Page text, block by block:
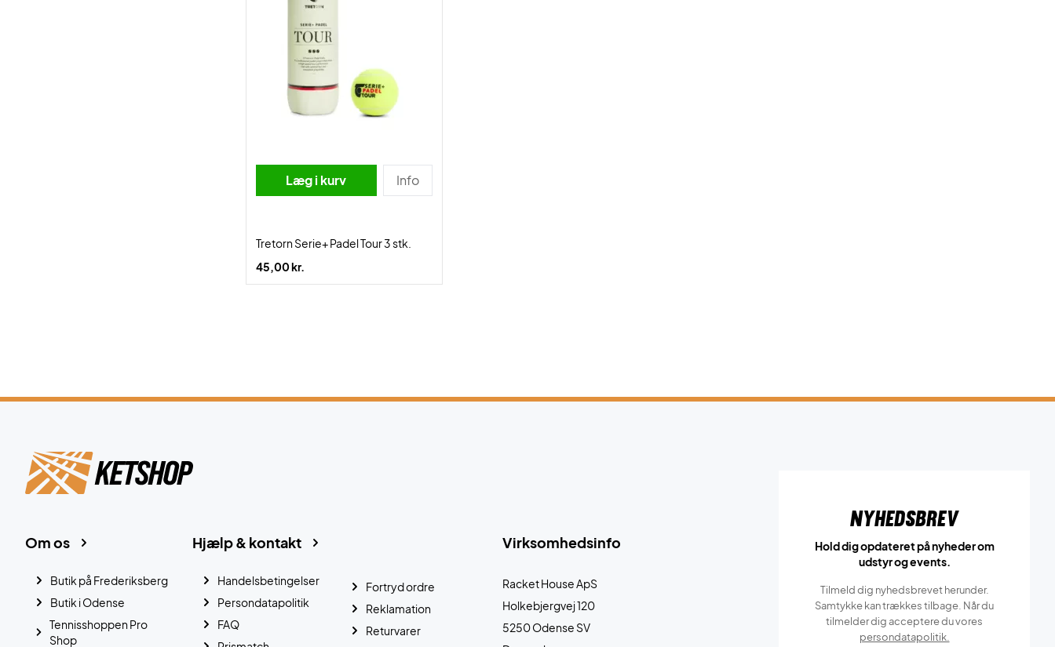
Læg i kurv Info
Tretorn Serie+ Padel Tour 3 stk.
45,00 kr.
Virksomhedsinfo
Racket House ApS
Holkebjergvej 120
5250 Odense SV
Hjælp & kontakt
Handelsbetingelser
Persondatapolitik
FAQ
Fortryd ordre
Reklamation
Returvarer
Om os
Butik på Frederiksberg
Butik i Odense
Tennisshoppen Pro
Shop
Nyhedsbrev
Hold dig opdateret på nyheder om
udstyr og events.
Tilmeld dig nyhedsbrevet herunder.
Samtykke kan trækkes tilbage. Når du
tilmelder dig acceptere du vores
persondatapolitik.